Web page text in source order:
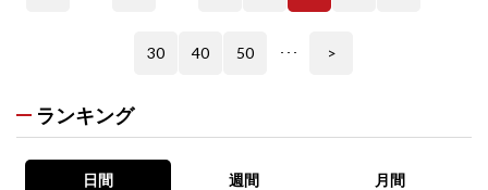
30 40 50 ･･･ >
ランキング
日間 週間 月間